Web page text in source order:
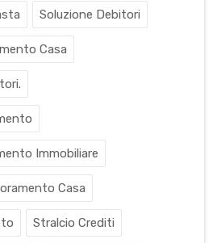
Soluzione Debitori
Casa
Immobiliare
Casa
Stralcio Crediti